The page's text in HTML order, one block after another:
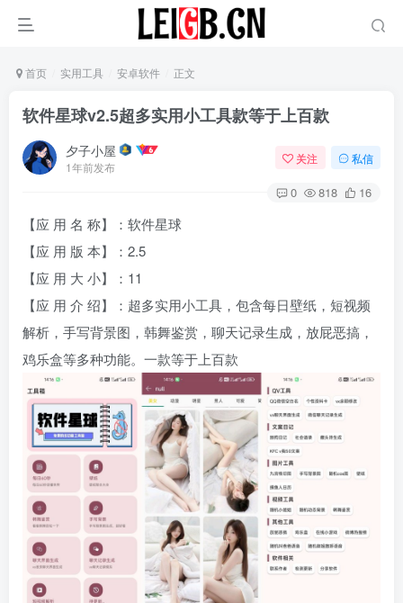
首页 实用工具 安卓软件 正文
软件星球v2.5超多实用小工具款等于上百款
夕子小屋
1年前发布
关注 私信
0 818 16
【应 用 名 称】：软件星球
【应 用 版 本】：2.5
【应 用 大 小】：11
【应 用 介 绍】：超多实用小工具，包含每日壁纸，短视频
解析，手写背景图，韩舞鉴赏，聊天记录生成，放屁恶搞，
鸡乐盒等多种功能。一款等于上百款